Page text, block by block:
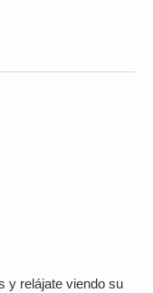
y relájate viendo su